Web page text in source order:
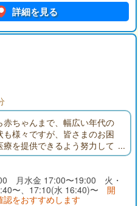
詳細を見る
ちゃんまで、幅広い年代の
様々ですが、皆さまのお困
を提供できるよう努力して
して、お父さまお母さま方
過ごしていただけるよう、
どんなささいな事でも構い
い。
月水金 17:00〜19:00 火・
〜、17:10(水 16:40)〜 開
をおすすめします